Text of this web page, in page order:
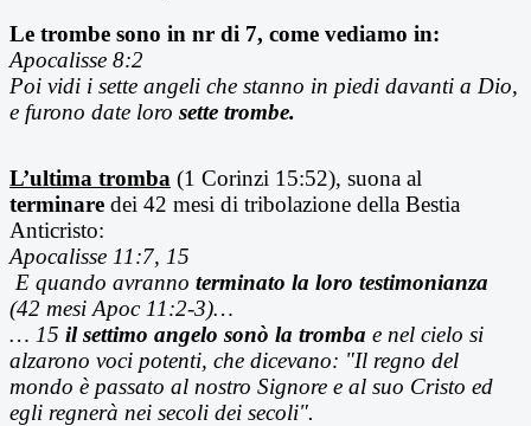
Le trombe sono in nr di 7, come vediamo in:
Apocalisse 8:2
Poi vidi i sette angeli che stanno in piedi davanti a Dio,
e furono date loro sette trombe.
L’ultima tromba (1 Corinzi 15:52), suona al
terminare dei 42 mesi di tribolazione della Bestia
Anticristo:
Apocalisse 11:7, 15
E quando avranno terminato la loro testimonianza
(42 mesi Apoc 11:2-3)…
… 15 il settimo angelo sonò la tromba e nel cielo si
alzarono voci potenti, che dicevano: "Il regno del
mondo è passato al nostro Signore e al suo Cristo ed
egli regnerà nei secoli dei secoli".